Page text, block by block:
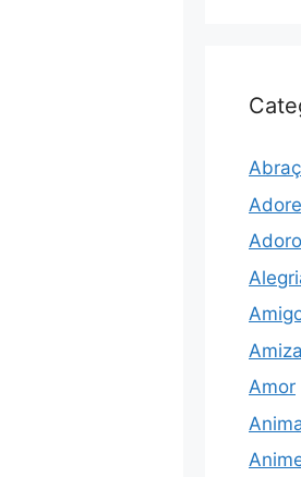
Amor